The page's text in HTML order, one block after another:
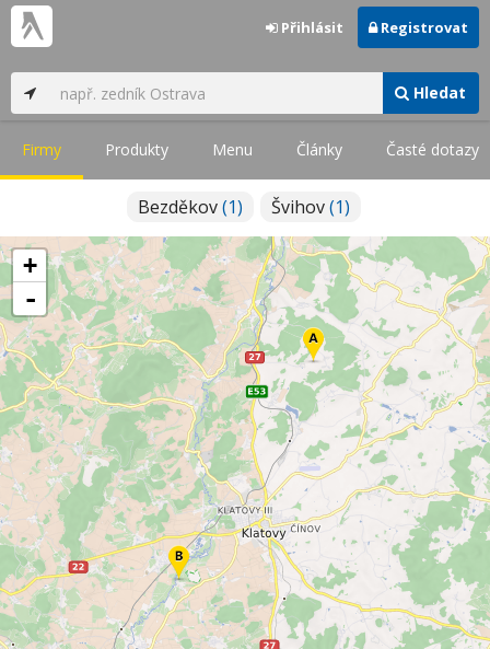
Hledat
Přihlásit Registrovat
Firmy Produkty Menu Články Časté dotazy
Bezděkov(1) Švihov(1)
+
-